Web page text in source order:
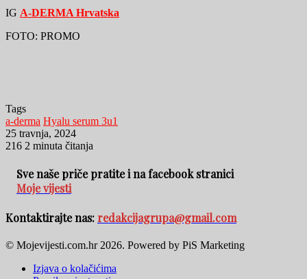
IG A-DERMA Hrvatska
FOTO: PROMO
Tags
a-derma Hyalu serum 3u1
25 travnja, 2024
216 2 minuta čitanja
Sve naše priče pratite i na facebook stranici
Moje vijesti
Kontaktirajte nas:redakcijagrupa@gmail.com
© Mojevijesti.com.hr 2026. Powered by PiS Marketing
Izjava o kolačićima